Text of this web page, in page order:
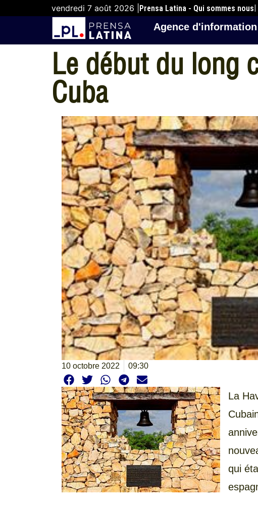
vendredi 7 août 2026 | Prensa Latina - Qui sommes nous|
Agence
Le début du long
Cuba
10 octobre 2022 09:30
La
qui